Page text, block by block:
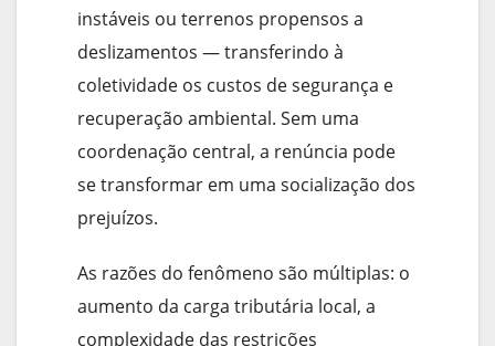
instáveis ou terrenos propensos a
deslizamentos — transferindo à
coletividade os custos de segurança e
recuperação ambiental. Sem uma
coordenação central, a renúncia pode
se transformar em uma socialização dos
prejuízos.
As razões do fenômeno são múltiplas: o
aumento da carga tributária local, a
complexidade das restrições